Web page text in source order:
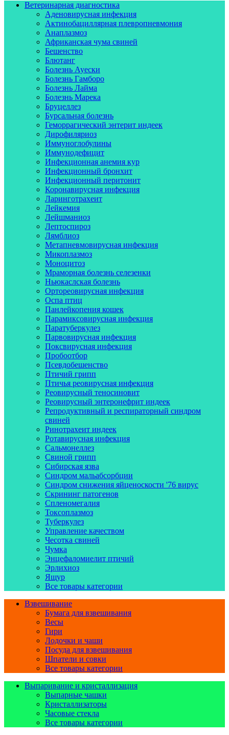
Ветеринарная диагностика
Аденовирусная инфекция
Актинобациллярная плевропневмония
Анаплазмоз
Африканская чума свиней
Бешенство
Блютанг
Болезнь Ауески
Болезнь Гамборо
Болезнь Лайма
Болезнь Марека
Бруцеллез
Бурсальная болезнь
Геморрагический энтерит индеек
Дирофиляриоз
Иммуноглобулины
Иммунодефицит
Инфекционная анемия кур
Инфекционный бронхит
Инфекционный перитонит
Коронавирусная инфекция
Ларинготрахеит
Лейкемия
Лейшманиоз
Лептоспироз
Лямблиоз
Метапневмовирусная инфекция
Микоплазмоз
Моноцитоз
Мраморная болезнь селезенки
Ньюкаслская болезнь
Ортореовирусная инфекция
Оспа птиц
Панлейкопения кошек
Парамиксовирусная инфекция
Паратуберкулез
Парвовирусная инфекция
Поксвирусная инфекция
Пробоотбор
Псевдобешенство
Птичий грипп
Птичья реовирусная инфекция
Реовирусный теносиновит
Реовирусный энтеронефрит индеек
Репродуктивный и респираторный синдром
свиней
Ринотрахеит индеек
Ротавирусная инфекция
Сальмонеллез
Свиной грипп
Сибирская язва
Синдром мальабсорбции
Синдром снижения яйценоскости '76 вирус
Скрининг патогенов
Спленомегалия
Токсоплазмоз
Туберкулез
Управление качеством
Чесотка свиней
Чумка
Энцефаломиелит птичий
Эрлихиоз
Ящур
Все товары категории
Взвешивание
Бумага для взвешивания
Весы
Гири
Лодочки и чаши
Посуда для взвешивания
Шпатели и совки
Все товары категории
Выпаривание и кристаллизация
Выпарные чашки
Кристаллизаторы
Часовые стекла
Все товары категории